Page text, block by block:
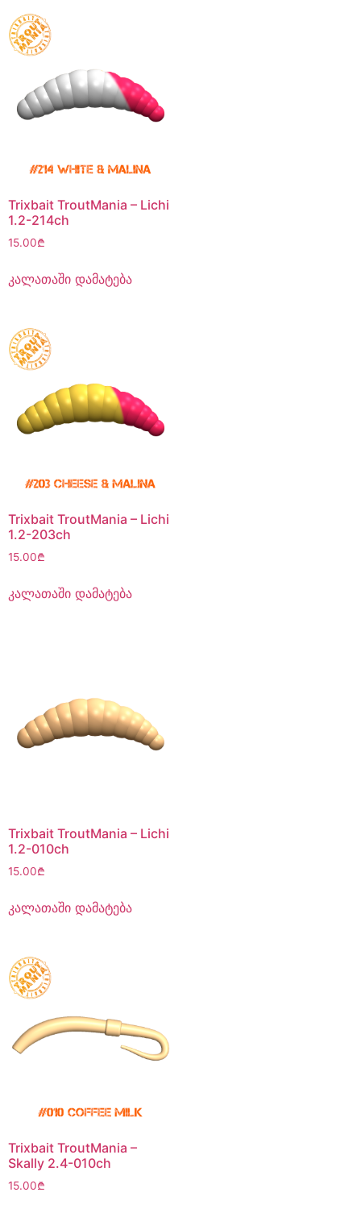
Trixbait TroutMania – Lichi
1.2-214ch
15.00₾
კალათაში დამატება
Trixbait TroutMania – Lichi
1.2-203ch
15.00₾
კალათაში დამატება
Trixbait TroutMania – Lichi
1.2-010ch
15.00₾
კალათაში დამატება
Trixbait TroutMania –
Skally 2.4-010ch
15.00₾